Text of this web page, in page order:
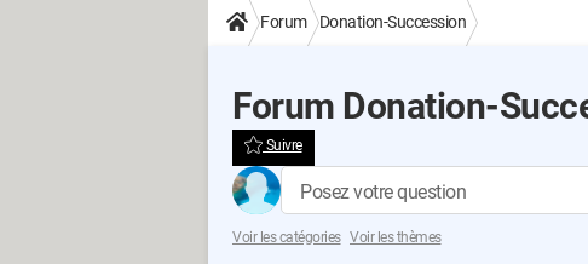
Forum Donation-Succession
Forum Donation-
Suivre
Posez votre question
Voir les catégories Voir les thèmes